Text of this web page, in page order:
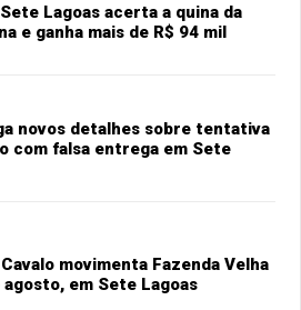
Lagoas acerta a quina da
e ganha mais de R$ 94 mil
novos detalhes sobre tentativa
com falsa entrega em Sete
movimenta Fazenda Velha
agosto, em Sete Lagoas